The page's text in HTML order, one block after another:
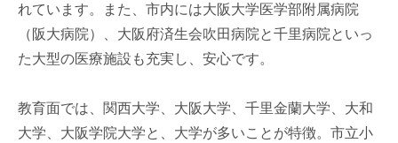
れています。また、市内には大阪大学医学部附属病院
（阪大病院）、大阪府済生会吹田病院と千里病院といっ
た大型の医療施設も充実し、安心です。
教育面では、関西大学、大阪大学、千里金蘭大学、大和
大学、大阪学院大学と、大学が多いことが特徴。市立小